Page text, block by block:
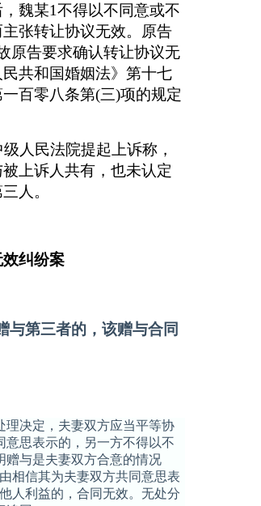
魏某1不得以不同意或不
张转让协议无效。原告
原告要求确认转让协议无
共和国婚姻法》第十七
一百零八条第(三)项的规定
人民法院提起上诉称，
上诉人共有，也未认定
人。
纠纷案
与第三者的，该赠与合同
决定，夫妻双方应当平等协
思表示的，另一方不得以不
赠与是夫妻双方合意的情况
相信其为夫妻双方共同意思表
人利益的，合同无效。无处分